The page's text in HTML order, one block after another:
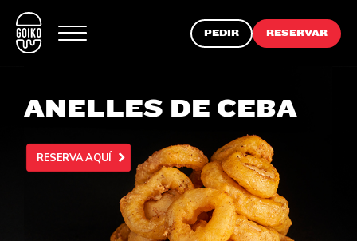
PEDIR RESERVAR
ANELLES DE CEBA
RESERVA AQUÍ